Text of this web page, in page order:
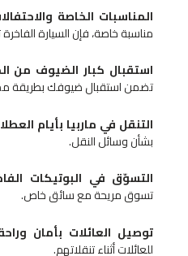
المناسبات الخاصة
مناسبة خاصة، فإن السيارة
استقبال كبار الضيوف من
تضمن استقبال ضيوفك بطريقة
التنقل في ماربيا بأيام
بشأن وسائل النقل.
التسوّق في البوتيكات
تسوق مريحة مع سائق خاص.
توصيل العائلات بأمان
للعائلات أثناء تنقلاتهم.